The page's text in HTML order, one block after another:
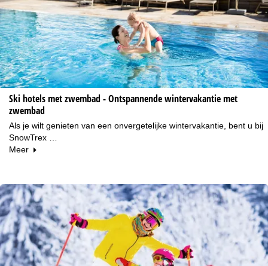
Ski hotels met zwembad - Ontspannende wintervakantie met
zwembad
Als je wilt genieten van een onvergetelijke wintervakantie, bent u bij
SnowTrex …
Meer